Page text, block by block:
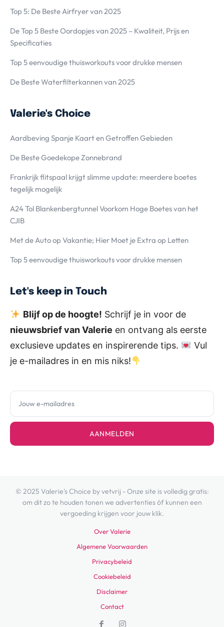
Top 5: De Beste Airfryer van 2025
De Top 5 Beste Oordopjes van 2025 – Kwaliteit, Prijs en
Specificaties
Top 5 eenvoudige thuisworkouts voor drukke mensen
De Beste Waterfilterkannen van 2025
Valerie's Choice
Aardbeving Spanje Kaart en Getroffen Gebieden
De Beste Goedekope Zonnebrand
Frankrijk flitspaal krijgt slimme update: meerdere boetes
tegelijk mogelijk
A24 Tol Blankenbergtunnel Voorkom Hoge Boetes van het
CJIB
Met de Auto op Vakantie; Hier Moet je Extra op Letten
Top 5 eenvoudige thuisworkouts voor drukke mensen
Let's keep in Touch
Blijf op de hoogte! Schrijf je in voor de
nieuwsbrief van Valerie en ontvang als eerste
exclusieve updates en inspirerende tips.
Vul
je e-mailadres in en mis niks!
AANMELDEN
© 2025 Valerie's Choice by vetvrij - Onze site is volledig gratis:
om dit zo te houden tonen we advertenties óf kunnen een
vergoeding krijgen voor jouw klik.
Over Valerie
Algemene Voorwaarden
Privacybeleid
Cookiebeleid
Disclaimer
Contact